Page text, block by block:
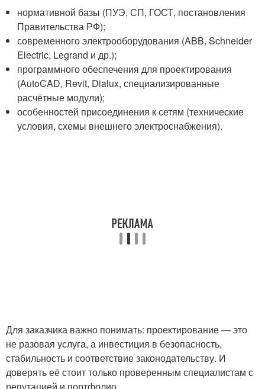
нормативной базы (ПУЭ, СП, ГОСТ, постановления
Правительства РФ);
современного электрооборудования (ABB, Schneider
Electric, Legrand и др.);
программного обеспечения для проектирования
(AutoCAD, Revit, Dialux, специализированные
расчётные модули);
особенностей присоединения к сетям (технические
условия, схемы внешнего электроснабжения).
Для заказчика важно понимать: проектирование — это
не разовая услуга, а инвестиция в безопасность,
стабильность и соответствие законодательству. И
доверять её стоит только проверенным специалистам с